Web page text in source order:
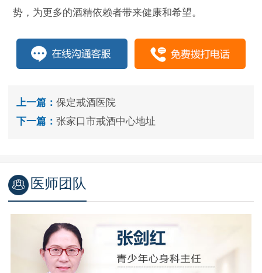
势，为更多的酒精依赖者带来健康和希望。
上一篇： 保定戒酒医院
下一篇： 张家口市戒酒中心地址
医师团队